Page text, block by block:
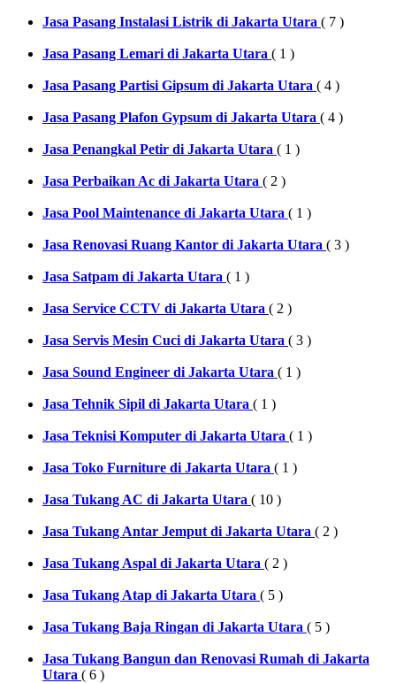
Jasa Pasang Instalasi Listrik di Jakarta Utara ( 7 )
Jasa Pasang Lemari di Jakarta Utara ( 1 )
Jasa Pasang Partisi Gipsum di Jakarta Utara ( 4 )
Jasa Pasang Plafon Gypsum di Jakarta Utara ( 4 )
Jasa Penangkal Petir di Jakarta Utara ( 1 )
Jasa Perbaikan Ac di Jakarta Utara ( 2 )
Jasa Pool Maintenance di Jakarta Utara ( 1 )
Jasa Renovasi Ruang Kantor di Jakarta Utara ( 3 )
Jasa Satpam di Jakarta Utara ( 1 )
Jasa Service CCTV di Jakarta Utara ( 2 )
Jasa Servis Mesin Cuci di Jakarta Utara ( 3 )
Jasa Sound Engineer di Jakarta Utara ( 1 )
Jasa Tehnik Sipil di Jakarta Utara ( 1 )
Jasa Teknisi Komputer di Jakarta Utara ( 1 )
Jasa Toko Furniture di Jakarta Utara ( 1 )
Jasa Tukang AC di Jakarta Utara ( 10 )
Jasa Tukang Antar Jemput di Jakarta Utara ( 2 )
Jasa Tukang Aspal di Jakarta Utara ( 2 )
Jasa Tukang Atap di Jakarta Utara ( 5 )
Jasa Tukang Baja Ringan di Jakarta Utara ( 5 )
Jasa Tukang Bangun dan Renovasi Rumah di Jakarta
Utara ( 6 )